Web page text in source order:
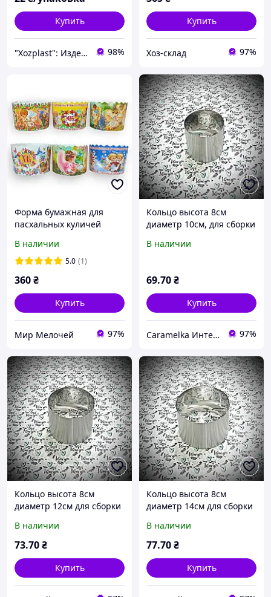
Купить
"Xozplast": Изделия из пластика, дерева и шерсти, новогодняя продукция оптом и в розницу 98%
Купить
Хоз-склад 97%
Форма бумажная для
пасхальных куличей
85мм 50шт Ангелочки
(2278544960)
В наличии
5.0 (1)
360₴
Купить
Мир Мелочей 97%
Кольцо высота 8см
диаметр 10см, для сборки
В наличии
69.70₴
Купить
Caramelka Интернет-магазин 97%
Кольцо высота 8см
диаметр 12см для сборки
В наличии
73.70₴
Купить
Кольцо высота 8см
диаметр 14см для сборки
В наличии
77.70₴
Купить